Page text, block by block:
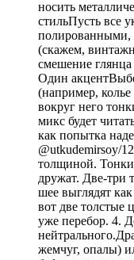
носить
стильПусть все
полированными,
(скажем,
смешение
Один
(например,
вокруг него
микс будет
как попытка
@utkudemirsoy/
толщиной.
дружат. Две-три
шее выглядят
вот две толстые
уже перебор. 4.
жемчуг, опалы)